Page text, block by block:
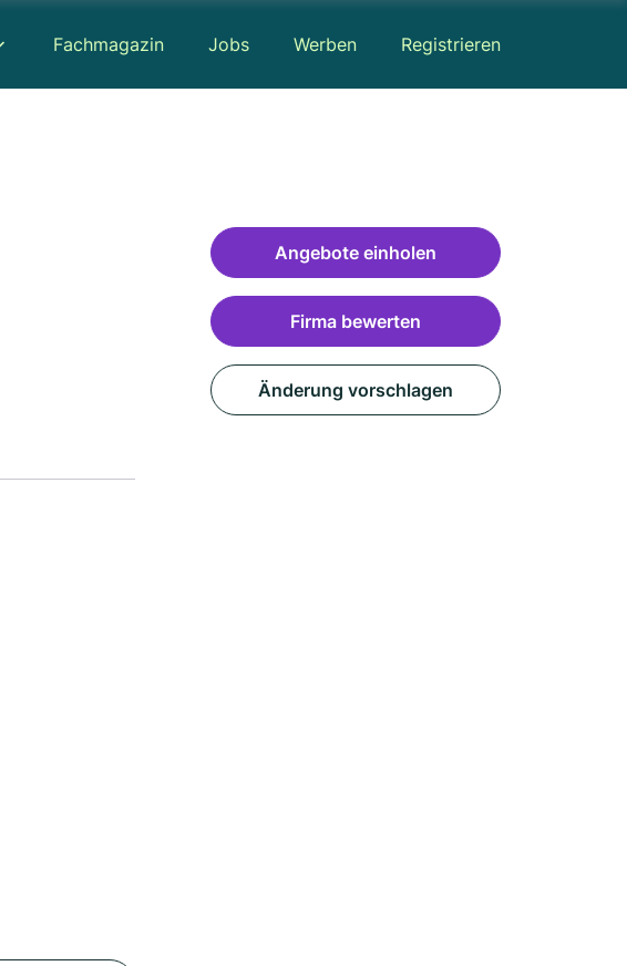
Fachmagazin Jobs Werben Registrieren
Angebote einholen
Firma bewerten
Änderung vorschlagen